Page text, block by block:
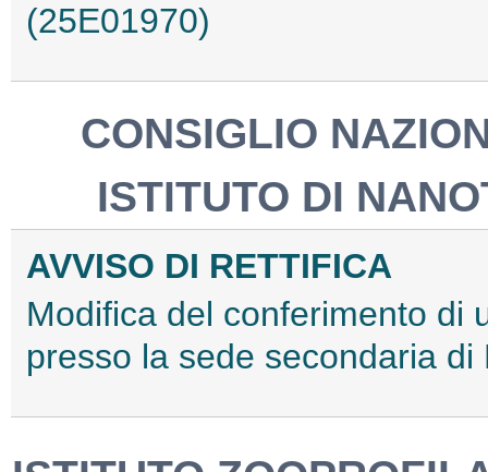
(25E01970)
CONSIGLIO
ISTITUTO DI
AVVISO DI RETTIFICA
Modifica del conferimento di
presso la sede secondaria